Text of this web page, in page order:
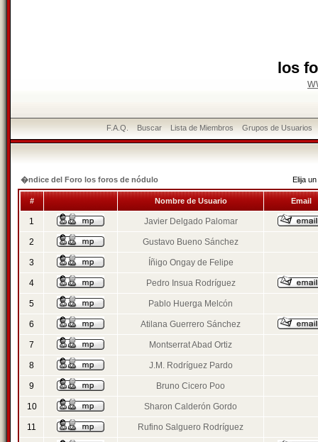
los
F.A.Q. Buscar Lista de Miembros Grupos de Usuarios
�ndice del Foro los foros de nódulo Elija
# Nombre de Usuario Email
1 Javier Delgado Palomar
2 Gustavo Bueno Sánchez
3 Íñigo Ongay de Felipe
4 Pedro Insua Rodríguez
5 Pablo Huerga Melcón
6 Atilana Guerrero Sánchez
7 Montserrat Abad Ortiz
8 J.M. Rodríguez Pardo
9 Bruno Cicero Poo
10 Sharon Calderón Gordo
11 Rufino Salguero Rodríguez